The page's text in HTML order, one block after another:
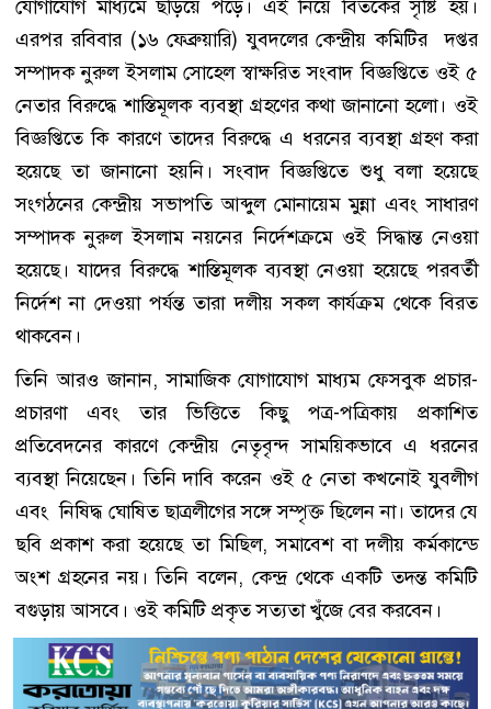
যোগাযোগ মাধ্যমে ছড়িয়ে পড়ে। এই নিয়ে বিতর্কের সৃষ্টি হয়।
এরপর রবিবার (১৬ ফেব্রুয়ারি) যুবদলের কেন্দ্রীয় কমিটির দপ্তর
সম্পাদক নুরুল ইসলাম সোহেল স্বাক্ষরিত সংবাদ বিজ্ঞপ্তিতে ওই ৫
নেতার বিরুদ্ধে শাস্তিমূলক ব্যবস্থা গ্রহণের কথা জানানো হলো। ওই
বিজ্ঞপ্তিতে কি কারণে তাদের বিরুদ্ধে এ ধরনের ব্যবস্থা গ্রহণ করা
হয়েছে তা জানানো হয়নি। সংবাদ বিজ্ঞপ্তিতে শুধু বলা হয়েছে
সংগঠনের কেন্দ্রীয় সভাপতি আব্দুল মোনায়েম মুন্না এবং সাধারণ
সম্পাদক নুরুল ইসলাম নয়নের নির্দেশক্রমে ওই সিদ্ধান্ত নেওয়া
হয়েছে। যাদের বিরুদ্ধে শাস্তিমূলক ব্যবস্থা নেওয়া হয়েছে পরবর্তী
নির্দেশ না দেওয়া পর্যন্ত তারা দলীয় সকল কার্যক্রম থেকে বিরত
থাকবেন।
তিনি আরও জানান, সামাজিক যোগাযোগ মাধ্যম ফেসবুক প্রচার-
প্রচারণা এবং তার ভিত্তিতে কিছু পত্র-পত্রিকায় প্রকাশিত
প্রতিবেদনের কারণে কেন্দ্রীয় নেতৃবৃন্দ সাময়িকভাবে এ ধরনের
ব্যবস্থা নিয়েছেন। তিনি দাবি করেন ওই ৫ নেতা কখনোই যুবলীগ
এবং নিষিদ্ধ ঘোষিত ছাত্রলীগের সঙ্গে সম্পৃক্ত ছিলেন না। তাদের যে
ছবি প্রকাশ করা হয়েছে তা মিছিল, সমাবেশ বা দলীয় কর্মকান্ডে
অংশ গ্রহনের নয়। তিনি বলেন, কেন্দ্র থেকে একটি তদন্ত কমিটি
বগুড়ায় আসবে। ওই কমিটি প্রকৃত সত্যতা খুঁজে বের করবেন।